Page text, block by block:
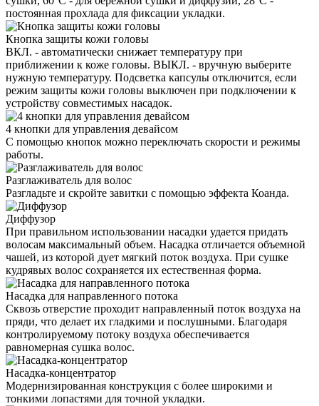
постоянная прохлада для фиксации укладки.
Кнопка защиты кожи головы
ВКЛ. - автоматически снижает температуру при
приближении к коже головы. ВЫКЛ. - вручную выберите
нужную температуру. Подсветка капсулы отключится, если
режим защиты кожи головы выключен при подключении к
устройству совместимых насадок.
4 кнопки для управления девайсом
С помощью кнопок можно переключать скорости и режимы
работы.
Разглаживатель для волос
Разгладьте и скройте завитки с помощью эффекта Коанда.
Диффузор
При правильном использовании насадки удается придать
волосам максимальный объем. Насадка отличается объемной
чашей, из которой дует мягкий поток воздуха. При сушке
кудрявых волос сохраняется их естественная форма.
Насадка для направленного потока
Сквозь отверстие проходит направленный поток воздуха на
пряди, что делает их гладкими и послушными. Благодаря
контролируемому потоку воздуха обеспечивается
равномерная сушка волос.
Насадка-концентратор
Модернизированная конструкция с более широкими и
тонкими лопастями для точной укладки.